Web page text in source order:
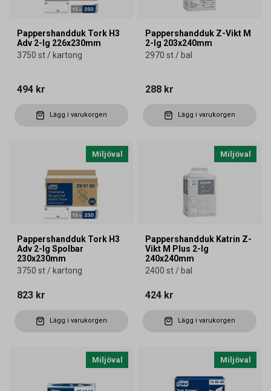
Pappershandduk Tork H3
Adv 2-lg 226x230mm
3750 st / kartong
494 kr
Lägg i varukorgen
Pappershandduk Z-Vikt M
2-lg 203x240mm
2970 st / bal
288 kr
Lägg i varukorgen
Miljöval
Pappershandduk Tork H3
Adv 2-lg Spolbar
230x230mm
3750 st / kartong
823 kr
Lägg i varukorgen
Miljöval
Pappershandduk Katrin Z-
Vikt M Plus 2-lg
240x240mm
2400 st / bal
424 kr
Lägg i varukorgen
Miljöval Miljöval